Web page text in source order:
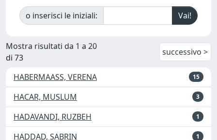
o inserisci le iniziali:
Mostra risultati da 1 a 20
di 73
successivo >
HABERMAASS, VERENA 15
HACAR, MUSLUM 3
HADAVANDI, RUZBEH 1
HADDAD, SABRIN 1